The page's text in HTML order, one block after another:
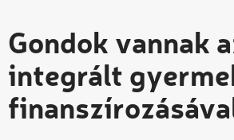
Gondok vannak
integrált